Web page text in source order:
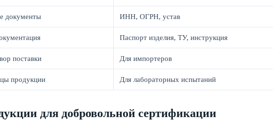
документы ИНН, ОГРН, устав
Паспорт изделия, ТУ, инструкция
поставки Для импортеров
продукции Для лабораторных испытаний
для добровольной сертификации